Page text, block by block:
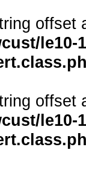
offset
offset